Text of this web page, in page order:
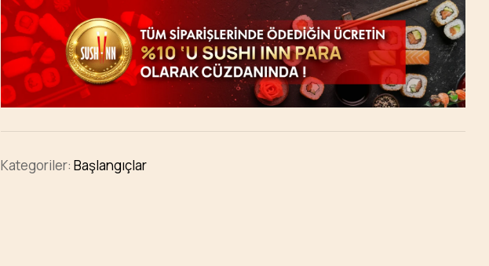
Kategoriler: Başlangıçlar